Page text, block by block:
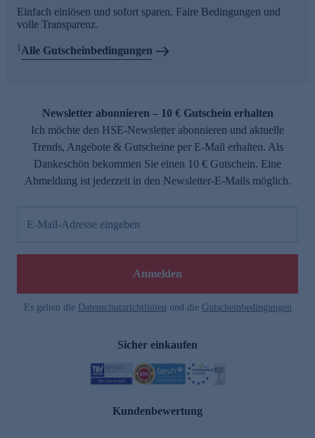
Einfach einlösen und sofort sparen. Faire Bedingungen und
volle Transparenz.
1Alle Gutscheinbedingungen
Newsletter abonnieren – 10 € Gutschein erhalten
Ich möchte den HSE-Newsletter abonnieren und aktuelle
Trends, Angebote & Gutscheine per E-Mail erhalten. Als
Dankeschön bekommen Sie einen 10 € Gutschein. Eine
Abmeldung ist jederzeit in den Newsletter-E-Mails möglich.
E-Mail-Adresse eingeben
Anmelden
Es gelten die Datenschutzrichtlinien und die Gutscheinbedingungen
Sicher einkaufen
Kundenbewertung